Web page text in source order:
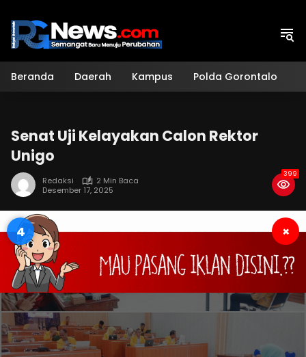
konten
Beranda Daerah Kampus Polda Gorontalo
Senat Uji Kelayakan Calon Rektor
Unigo
Redaksi
2 Min Baca
Desember 17, 2025
399
3 ×